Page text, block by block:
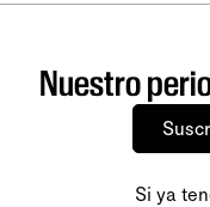
Nuestro
Si ya